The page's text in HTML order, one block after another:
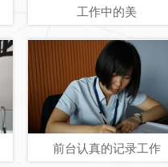
工作中的美
前台认真的记录工作